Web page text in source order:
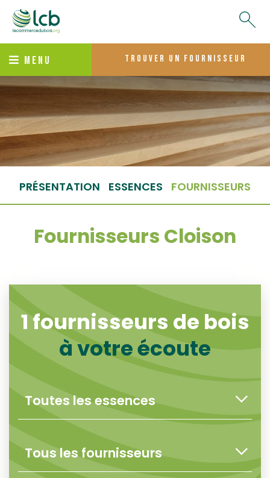
MENU trouver un fournisseur
PRÉSENTATION ESSENCES FOURNISSEURS
Fournisseurs Cloison
1fournisseurs de bois
à votre écoute